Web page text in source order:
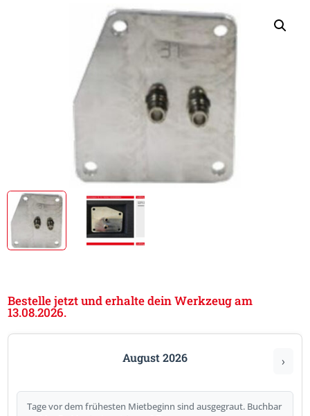
Bestelle jetzt und erhalte dein Werkzeug am
13.08.2026.
August 2026 ›
Tage vor dem frühesten Mietbeginn sind ausgegraut. Buchbar